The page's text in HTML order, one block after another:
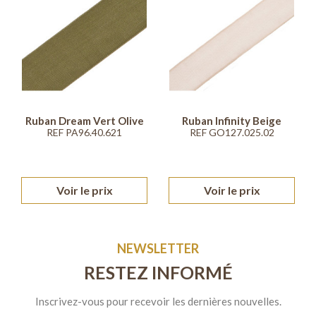
Ruban Dream Vert Olive
REF PA96.40.621
Voir le prix
Ruban Infinity Beige
REF GO127.025.02
Voir le prix
NEWSLETTER
RESTEZ INFORMÉ
Inscrivez-vous pour recevoir les dernières nouvelles.